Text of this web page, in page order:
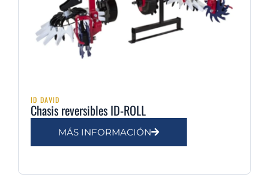
ID DAVID
Chasis reversibles ID-ROLL
MÁS INFORMACIÓN